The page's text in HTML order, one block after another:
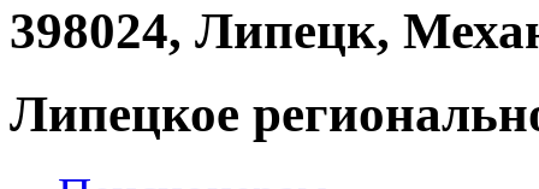
398024, Липецк,
Липецкое